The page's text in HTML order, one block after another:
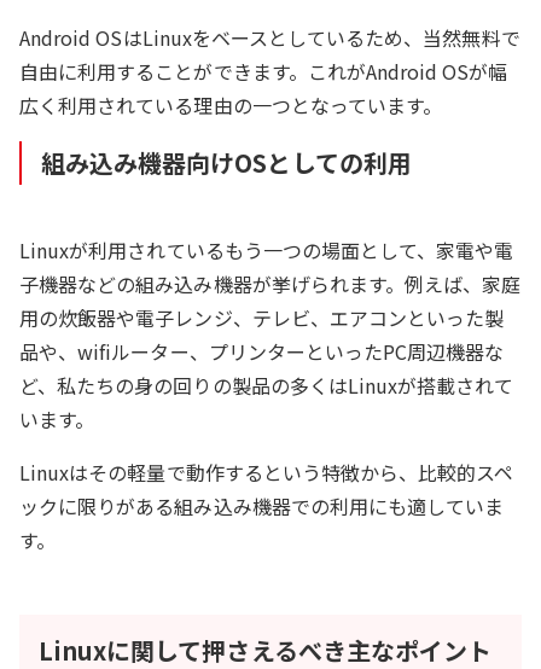
Android OSはLinuxをベースとしているため、当然無料で
自由に利用することができます。これがAndroid OSが幅
広く利用されている理由の一つとなっています。
組み込み機器向けOSとしての利用
Linuxが利用されているもう一つの場面として、家電や電
子機器などの組み込み機器が挙げられます。例えば、家庭
用の炊飯器や電子レンジ、テレビ、エアコンといった製
品や、wifiルーター、プリンターといったPC周辺機器な
ど、私たちの身の回りの製品の多くはLinuxが搭載されて
います。
Linuxはその軽量で動作するという特徴から、比較的スペ
ックに限りがある組み込み機器での利用にも適していま
す。
Linuxに関して押さえるべき主なポイント